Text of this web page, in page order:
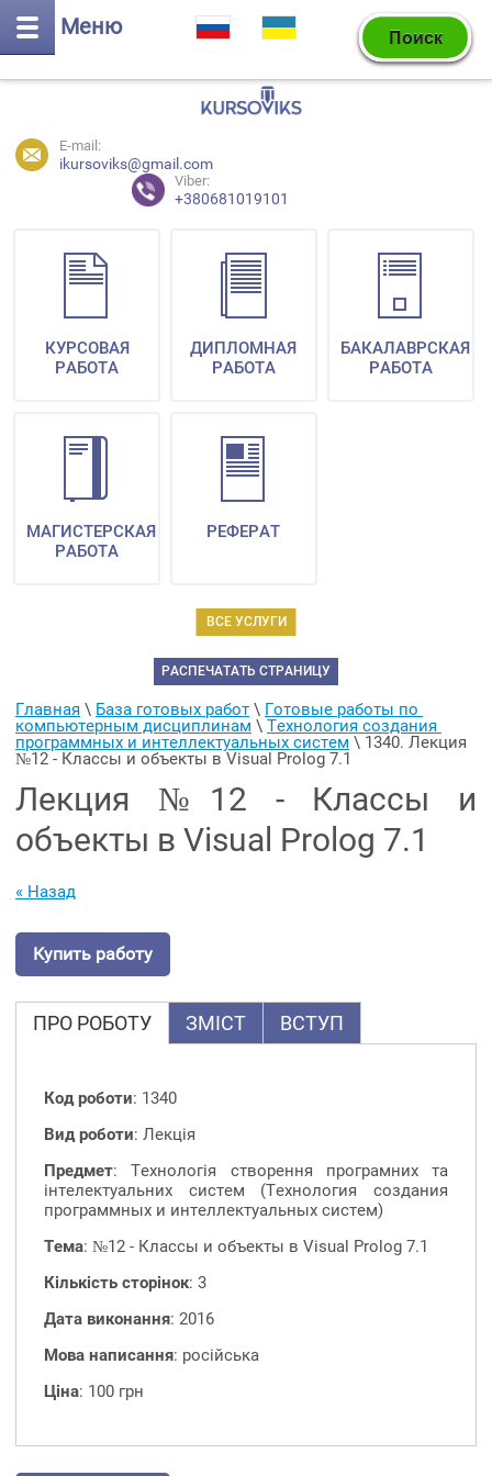
Меню
E-mail:
ikursoviks@gmail.com
Viber:
+380681019101
ВСЕ УСЛУГИ
КУРСОВАЯ
РАБОТА
ДИПЛОМНАЯ
РАБОТА
БАКАЛАВРСКАЯ
РАБОТА
МАГИСТЕРСКАЯ
РАБОТА
РЕФЕРАТ
РАСПЕЧАТАТЬ СТРАНИЦУ
Главная \ База готовых работ \ Готовые работы по
компьютерным дисциплинам \ Технология создания
программных и интеллектуальных систем \ 1340. Лекция
№12 - Классы и объекты в Visual Prolog 7.1
Лекция №12 - Классы и
объекты в Visual Prolog 7.1
« Назад
Купить работу
ПРО РОБОТУ ЗМІСТ ВСТУП
Код роботи: 1340
Вид роботи: Лекція
Предмет: Технологія створення програмних та
інтелектуальних систем (Технология создания
программных и интеллектуальных систем)
Тема: №12 - Классы и объекты в Visual Prolog 7.1
Кількість сторінок: 3
Дата виконання: 2016
Мова написання: російська
Ціна: 100 грн